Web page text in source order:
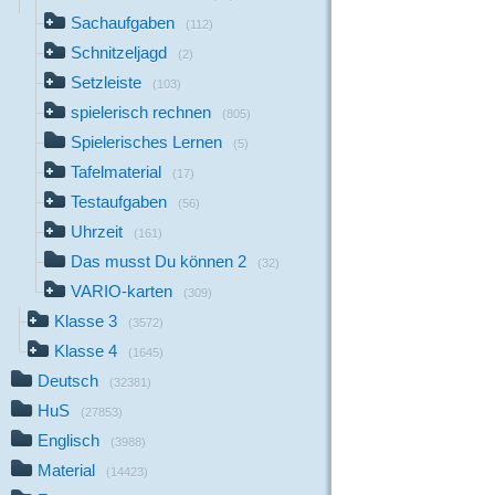
Sachaufgaben (112)
Schnitzeljagd (2)
Setzleiste (103)
spielerisch rechnen (805)
Spielerisches Lernen (5)
Tafelmaterial (17)
Testaufgaben (56)
Uhrzeit (161)
Das musst Du können 2 (32)
VARIO-karten (309)
Klasse 3 (3572)
Klasse 4 (1645)
Deutsch (32381)
HuS (27853)
Englisch (3988)
Material (14423)